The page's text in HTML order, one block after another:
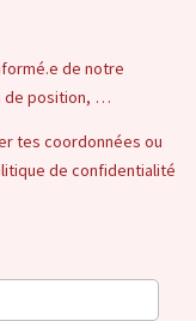
de notre
de position, …
tes coordonnées ou
de confidentialité